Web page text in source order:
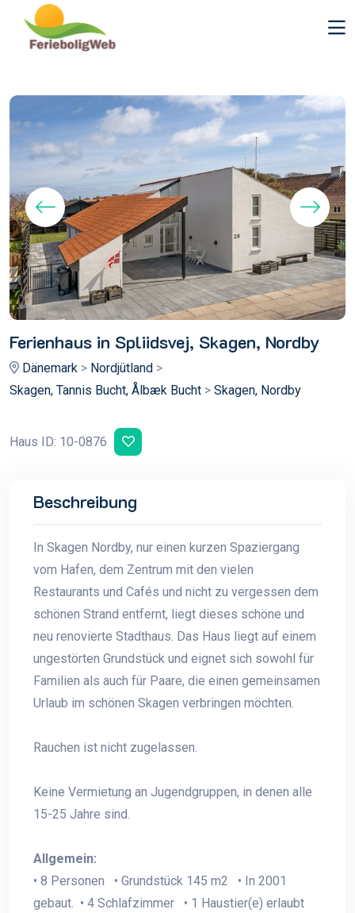
Ferienhaus in Spliidsvej, Skagen, Nordby
Dänemark > Nordjütland >
Skagen, Tannis Bucht, Ålbæk Bucht > Skagen, Nordby
Haus ID: 10-0876
Beschreibung
In Skagen Nordby, nur einen kurzen Spaziergang
vom Hafen, dem Zentrum mit den vielen
Restaurants und Cafés und nicht zu vergessen dem
schönen Strand entfernt, liegt dieses schöne und
neu renovierte Stadthaus. Das Haus liegt auf einem
ungestörten Grundstück und eignet sich sowohl für
Familien als auch für Paare, die einen gemeinsamen
Urlaub im schönen Skagen verbringen möchten.
Rauchen ist nicht zugelassen.
Keine Vermietung an Jugendgruppen, in denen alle
15-25 Jahre sind.
Allgemein:
• 8 Personen • Grundstück 145 m2 • In 2001
gebaut. • 4 Schlafzimmer • 1 Haustier(e) erlaubt